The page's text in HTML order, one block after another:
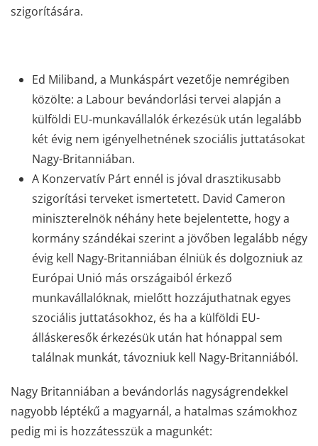
szigorítására.
Ed Miliband, a Munkáspárt vezetője nemrégiben
közölte: a Labour bevándorlási tervei alapján a
külföldi EU-munkavállalók érkezésük után legalább
két évig nem igényelhetnének szociális juttatásokat
Nagy-Britanniában.
A Konzervatív Párt ennél is jóval drasztikusabb
szigorítási terveket ismertetett. David Cameron
miniszterelnök néhány hete bejelentette, hogy a
kormány szándékai szerint a jövőben legalább négy
évig kell Nagy-Britanniában élniük és dolgozniuk az
Európai Unió más országaiból érkező
munkavállalóknak, mielőtt hozzájuthatnak egyes
szociális juttatásokhoz, és ha a külföldi EU-
álláskeresők érkezésük után hat hónappal sem
találnak munkát, távozniuk kell Nagy-Britanniából.
Nagy Britanniában a bevándorlás nagyságrendekkel
nagyobb léptékű a magyarnál, a hatalmas számokhoz
pedig mi is hozzátesszük a magunkét: